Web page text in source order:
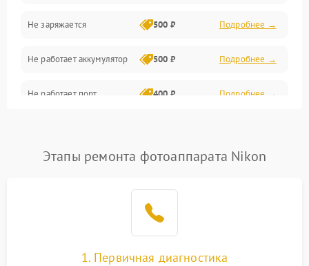
Объективы
Программные сбои
Коммуникации и интерфейсы
Не заряжается 500 ₽ Подробнее →
Не работает аккумулятор 500 ₽ Подробнее →
Не работает порт 400 ₽ Подробнее →
Этапы ремонта фотоаппарата Nikon
1. Первичная диагностика